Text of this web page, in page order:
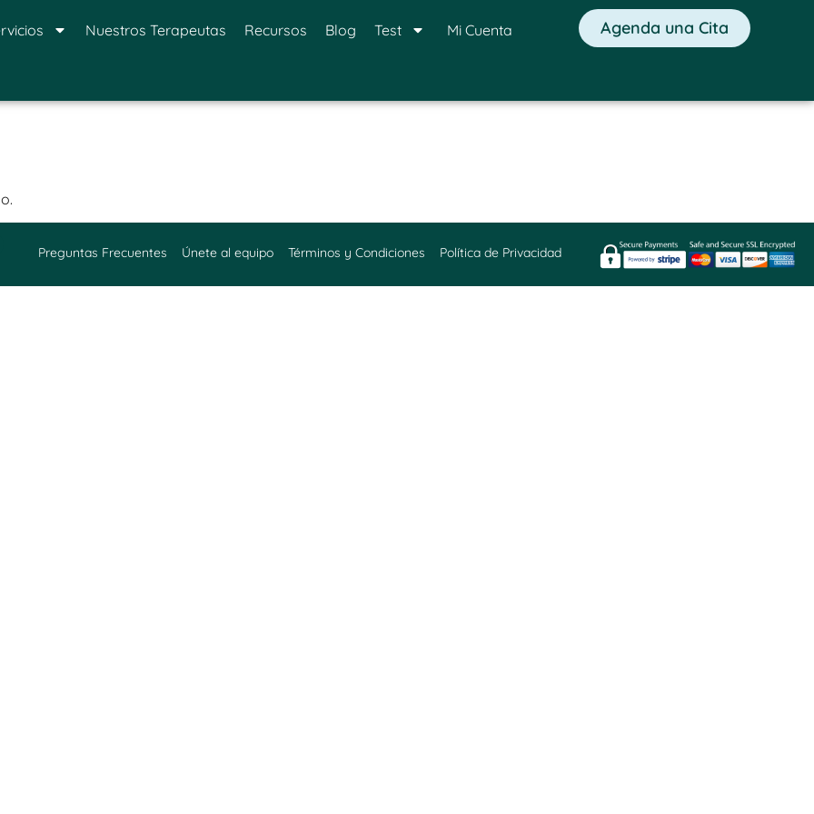
Nuestros Terapeutas Recursos Blog Test Mi Cuenta Agenda una Cita
Preguntas Frecuentes Únete al equipo Términos y Condiciones Política de Privacidad